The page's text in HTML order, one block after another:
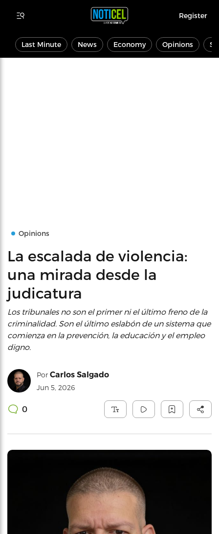
Register
Last Minute News Economy Opinions
Opinions
La escalada de violencia:
una mirada desde la
judicatura
Los tribunales no son el primer ni el último freno de la
criminalidad. Son el último eslabón de un sistema que
comienza en la prevención, la educación y el empleo
digno.
Por Carlos Salgado
Jun 5, 2026
0